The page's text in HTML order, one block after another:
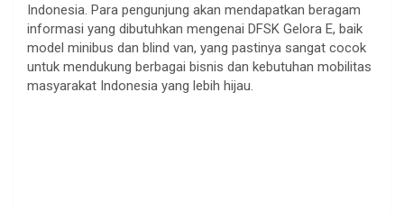
Indonesia. Para pengunjung akan mendapatkan beragam
informasi yang dibutuhkan mengenai DFSK Gelora E, baik
model minibus dan blind van, yang pastinya sangat cocok
untuk mendukung berbagai bisnis dan kebutuhan mobilitas
masyarakat Indonesia yang lebih hijau.